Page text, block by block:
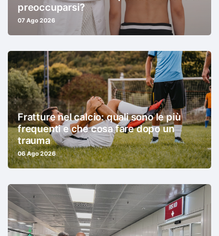
preoccuparsi?
07 Ago 2026
Fratture nel calcio: quali sono le più
frequenti e che cosa fare dopo un
trauma
06 Ago 2026